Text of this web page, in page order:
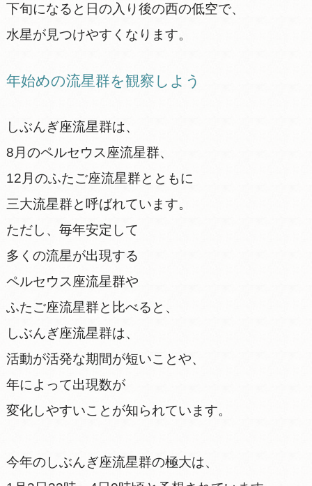
下旬になると日の入り後の西の低空で、
水星が見つけやすくなります。
年始めの流星群を観察しよう
しぶんぎ座流星群は、
8月のペルセウス座流星群、
12月のふたご座流星群とともに
三大流星群と呼ばれています。
ただし、毎年安定して
多くの流星が出現する
ペルセウス座流星群や
ふたご座流星群と比べると、
しぶんぎ座流星群は、
活動が活発な期間が短いことや、
年によって出現数が
変化しやすいことが知られています。
今年のしぶんぎ座流星群の極大は、